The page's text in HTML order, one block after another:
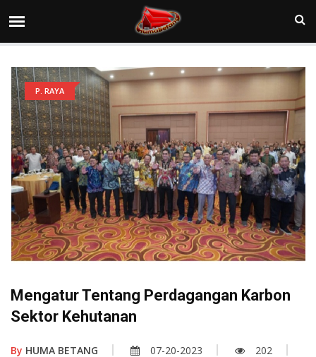
P. RAYA
Mengatur Tentang Perdagangan Karbon
Sektor Kehutanan
By HUMA BETANG 07-20-2023
202